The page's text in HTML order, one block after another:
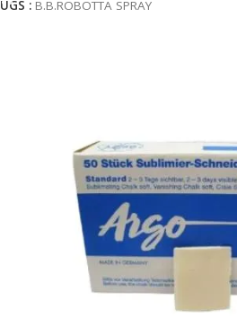
UGS : B.B.ROBOTTA SPRAY